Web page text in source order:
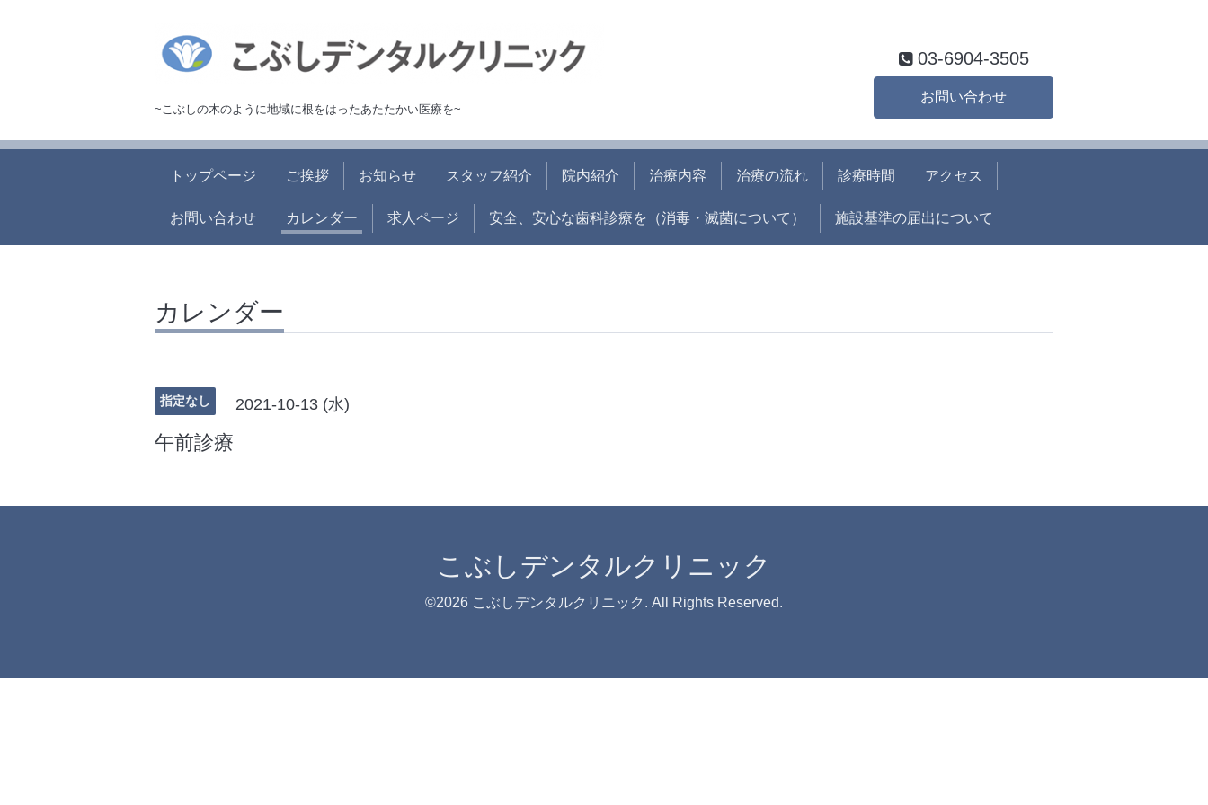
~こぶしの木のように地域に根をはったあたたかい医療を~
03-6904-3505
お問い合わせ
トップページ ご挨拶 お知らせ スタッフ紹介 院内紹介 治療内容 治療の流れ 診療時間 アクセス
お問い合わせ カレンダー 求人ページ 安全、安心な歯科診療を（消毒・滅菌について） 施設基準の届出について
カレンダー
指定なし 2021-10-13 (水)
午前診療
こぶしデンタルクリニック
©2026 こぶしデンタルクリニック . All Rights Reserved.